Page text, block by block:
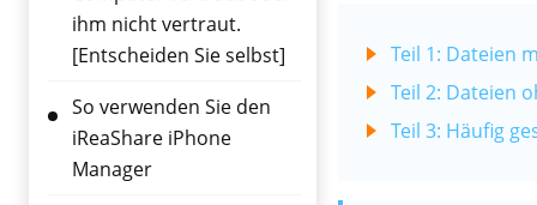
ihm nicht vertraut.
[Entscheiden Sie selbst]
So verwenden Sie den
iReaShare iPhone
Manager
Teil 1: Dateien
Teil 2: Dateien
Teil 3: Häufig